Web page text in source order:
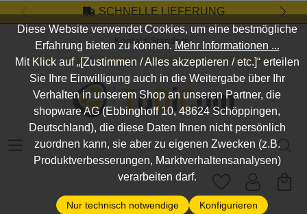
Zum Hauptinhalt springenSCHNELLE LIEFERUNG
Kontakt/Standort
DEIN SHOP FÜR SPIEL, SPASS UND VIELES MEHR...
Suchbegriff eingeben ...
Diese Website verwendet Cookies, um eine bestmögliche
Erfahrung bieten zu können.Mehr Informationen ...
Mit Klick auf „[Zustimmen / Alles akzeptieren / etc.]“ erteilen
Sie Ihre Einwilligung auch in die Weitergabe über Ihr
Verhalten in unserem Shop an unseren Partner, die
shopware AG (Ebbinghoff 10, 48624 Schöppingen,
Deutschland), die diese Daten Ihnen nicht persönlich
zuordnen kann, sie aber zu eigenen Zwecken (z.B.
Produktverbesserungen, Marktverhaltensanalysen)
verarbeiten darf.
Nur technisch notwendige
Konfigurieren